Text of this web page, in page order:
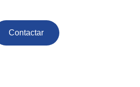
Contactar